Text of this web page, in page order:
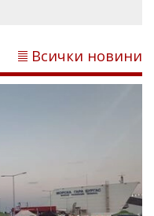
Всички новини